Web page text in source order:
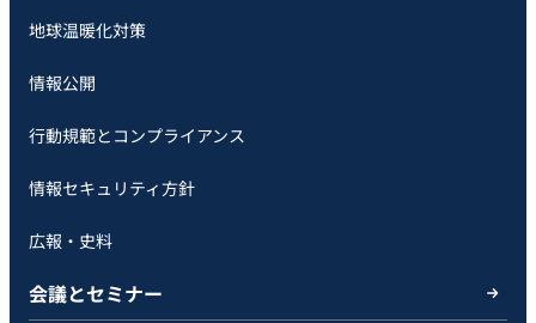
地球温暖化対策
情報公開
行動規範とコンプライアンス
情報セキュリティ方針
広報・史料
会議とセミナー